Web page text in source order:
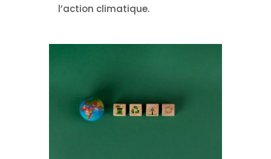
l’action climatique.